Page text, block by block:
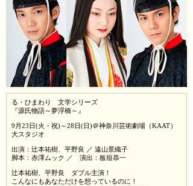
る・ひまわり 文学シリーズ
『源氏物語～夢浮橋～』
9月23日(火・祝)～28日(日)＠神奈川芸術劇場（KAAT）
大スタジオ
出演：辻本祐樹、平野良 ／ 遠山景織子
脚本：赤澤ムック ／ 演出：板垣恭一
辻本祐樹、平野良 ダブル主演！
こんなにもあなただけを想っているのに！